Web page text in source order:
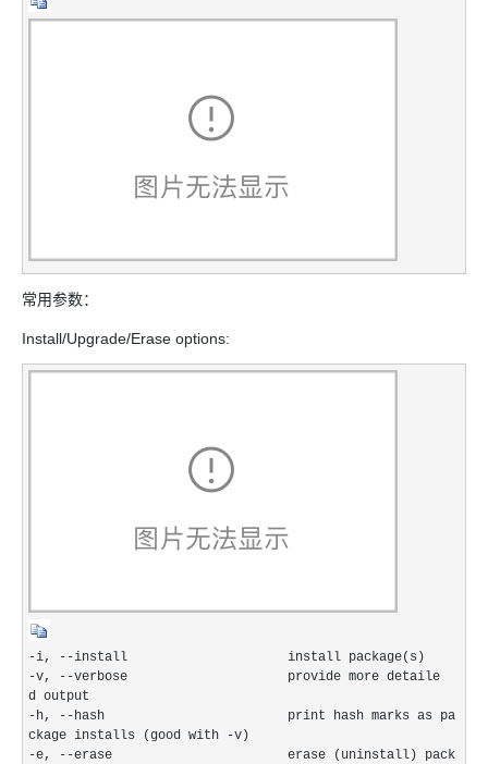
常用参数：
Install/Upgrade/Erase options:
-i, --install install package(s)
-v, --verbose provide more detaile
d output
-h, --hash print hash marks as pa
ckage installs (good with -v)
-e, --erase erase (uninstall) pack